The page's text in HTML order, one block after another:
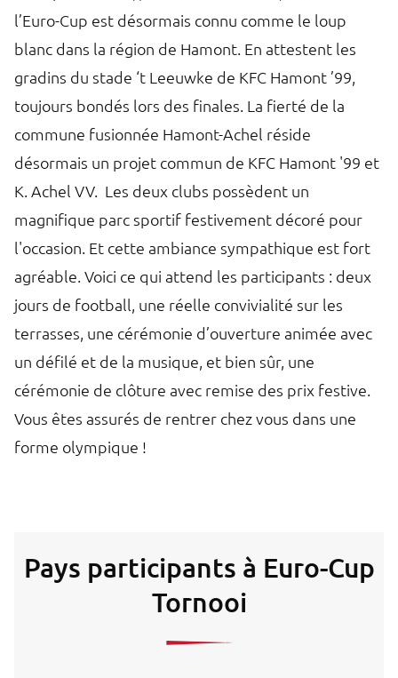
l’Euro-Cup est désormais connu comme le loup
blanc dans la région de Hamont. En attestent les
gradins du stade ‘t Leeuwke de KFC Hamont ’99,
toujours bondés lors des finales. La fierté de la
commune fusionnée Hamont-Achel réside
désormais un projet commun de KFC Hamont '99 et
K. Achel VV. Les deux clubs possèdent un
magnifique parc sportif festivement décoré pour
l'occasion. Et cette ambiance sympathique est fort
agréable. Voici ce qui attend les participants : deux
jours de football, une réelle convivialité sur les
terrasses, une cérémonie d’ouverture animée avec
un défilé et de la musique, et bien sûr, une
cérémonie de clôture avec remise des prix festive.
Vous êtes assurés de rentrer chez vous dans une
forme olympique !
Pays participants à Euro-Cup
Tornooi